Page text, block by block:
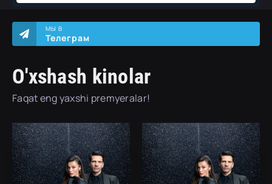
O'xshash kinolar
Faqat eng yaxshi premyeralar!
МЫ В
Телеграм